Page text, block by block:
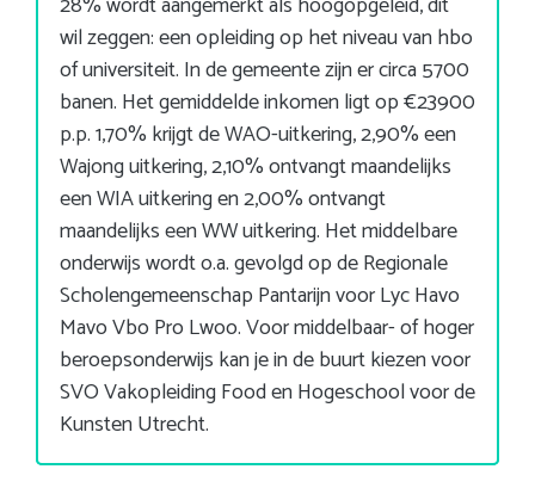
wil zeggen: een opleiding op het niveau van hbo
of universiteit. In de gemeente zijn er circa 5700
banen. Het gemiddelde inkomen ligt op €23900
p.p. 1,70% krijgt de WAO-uitkering, 2,90% een
Wajong uitkering, 2,10% ontvangt maandelijks
een WIA uitkering en 2,00% ontvangt
maandelijks een WW uitkering. Het middelbare
onderwijs wordt o.a. gevolgd op de Regionale
Scholengemeenschap Pantarijn voor Lyc Havo
Mavo Vbo Pro Lwoo. Voor middelbaar- of hoger
beroepsonderwijs kan je in de buurt kiezen voor
SVO Vakopleiding Food en Hogeschool voor de
Kunsten Utrecht.